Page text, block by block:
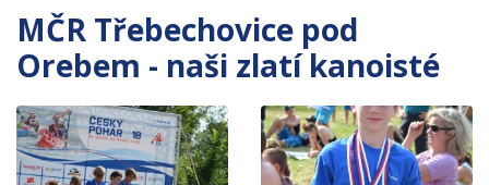
MČR Třebechovice pod
Orebem - naši zlatí kanoisté